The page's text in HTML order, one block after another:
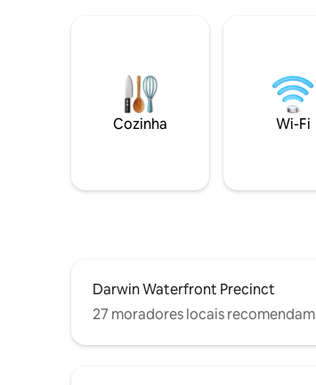
Cozinha Wi-Fi
Darwin Waterfront Precinct
27 moradores locais recomendam